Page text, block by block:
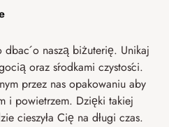
o naszą biżuterię. Unikaj
oraz środkami czystości.
przez nas opakowaniu aby
i powietrzem. Dzięki takiej
cieszyła Cię na długi czas.